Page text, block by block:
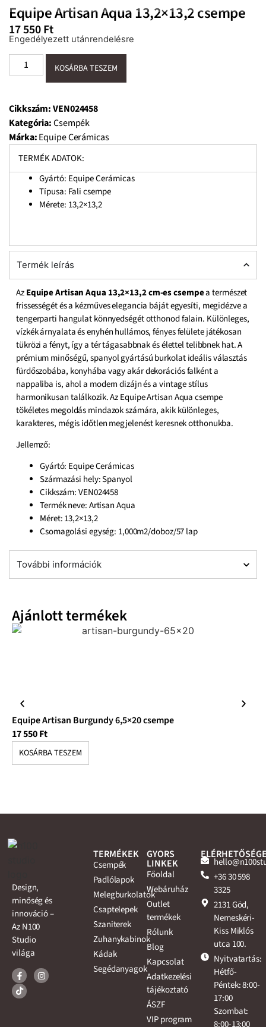
Equipe Artisan Aqua 13,2×13,2 csempe
17 550Ft
Engedélyezett utánrendelésre
KOSÁRBA TESZEM
Cikkszám:VEN024458
Kategória:Csempék
Márka:Equipe Cerámicas
TERMÉK ADATOK:
Gyártó: Equipe Cerámicas
Típusa: Fali csempe
Mérete: 13,2×13,2
Termék leírás
AzEquipe Artisan Aqua 13,2×13,2 cm-es csempea természet
frissességét és a kézműves elegancia báját egyesíti, megidézve a
tengerparti hangulat könnyedségét otthonod falain. Különleges,
vízkék árnyalata és enyhén hullámos, fényes felülete játékosan
tükrözi a fényt, így a tér tágasabbnak és élettel telibbnek hat. A
prémium minőségű, spanyol gyártású burkolat ideális választás
fürdőszobába, konyhába vagy akár dekorációs falként a
nappaliba is, ahol a modern dizájn és a vintage stílus
harmonikusan találkozik. Az Equipe Artisan Aqua csempe
tökéletes megoldás mindazok számára, akik különleges,
karakteres, mégis időtlen megjelenést keresnek otthonukba.
Jellemző:
Gyártó: Equipe Cerámicas
Származási hely: Spanyol
Cikkszám: VEN024458
Termék neve: Artisan Aqua
Méret: 13,2×13,2
Csomagolási egység: 1,000m2/doboz/57 lap
További információk
Ajánlott termékek
Equipe Artisan Burgundy 6,5×20 csempe
17 550Ft
KOSÁRBA TESZEM
Design,
minőség és
innováció –
Az N100
Studio
világa
TERMÉKEK
Csempék
Padlólapok
Melegburkolatok
Csaptelepek
Szaniterek
Zuhanykabinok
Kádak
Segédanyagok
GYORS
LINKEK
Főoldal
Webáruház
Outlet
termékek
Rólunk
Blog
Kapcsolat
Adatkezelési
tájékoztató
ÁSZF
VIP program
+36 30 598
3325
2131 Göd,
Nemeskéri-
Kiss Miklós
utca 100.
Nyitvatartás:
Hétfő-
Péntek: 8:00-
17:00
Szombat:
8:00-13:00